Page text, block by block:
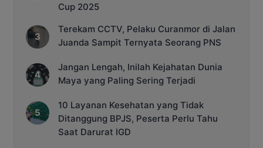
Cup 2025
Terekam CCTV, Pelaku Curanmor di Jalan
Juanda Sampit Ternyata Seorang PNS
Jangan Lengah, Inilah Kejahatan Dunia
Maya yang Paling Sering Terjadi
10 Layanan Kesehatan yang Tidak
Ditanggung BPJS, Peserta Perlu Tahu
Saat Darurat IGD